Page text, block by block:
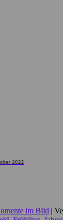
2022
im Bild |